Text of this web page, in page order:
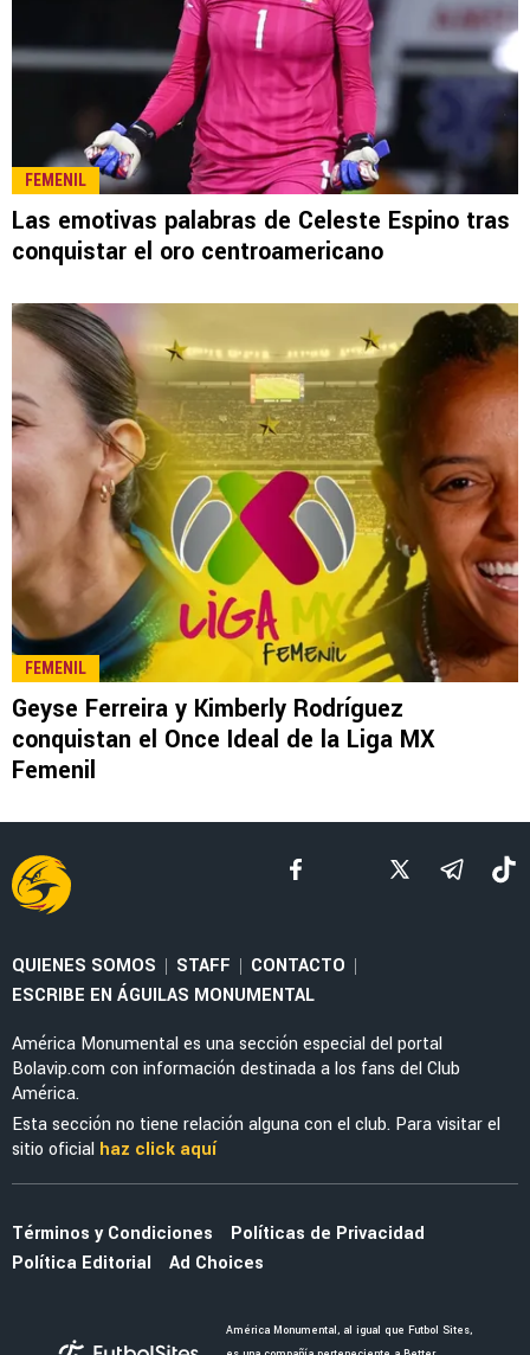
LEE TAMBIÉN
LEAGUES CUP 2026
La tajante frase de Guillermo Almada sobre la
actuación de Alan Cervantes ante San Diego
FC